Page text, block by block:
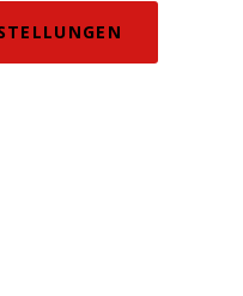
Preisänderungen